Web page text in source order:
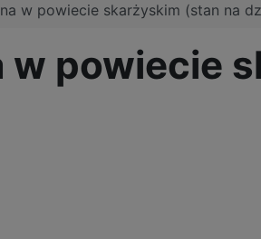
w powiecie skarżyskim (stan na
powiecie